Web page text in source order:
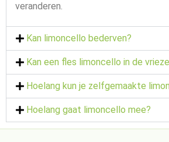
veranderen.
Kan limoncello bederven?
Kan een fles limoncello in de
Hoelang kun je zelfgemaakte
Hoelang gaat limoncello mee?